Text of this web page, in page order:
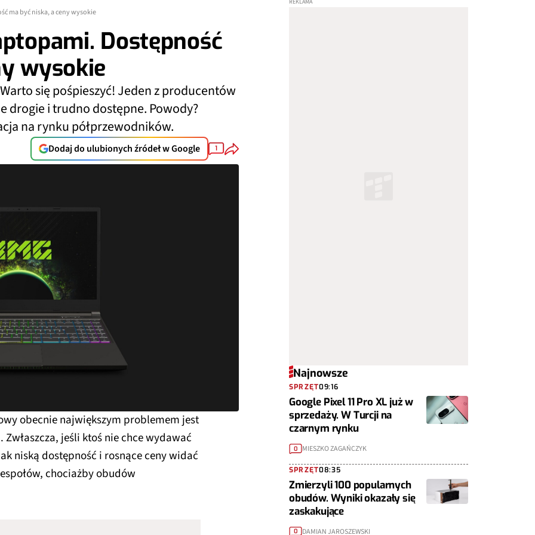
ma być niska, a ceny wysokie
Dostępność
wysokie
się pośpieszyć! Jeden z producentów
drogie i trudno dostępne. Powody?
na rynku półprzewodników.
Dodaj do ulubionych źródeł w Google 1
obecnie największym problemem jest
jeśli ktoś nie chce wydawać
niską dostępność i rosnące ceny widać
chociażby obudów
Najnowsze
SPRZĘT09:16
Google Pixel 11 Pro XL już w
sprzedaży. W Turcji na
czarnym rynku
0 MIESZKO ZAGAŃCZYK
SPRZĘT08:35
Zmierzyli 100 popularnych
obudów. Wyniki okazały się
zaskakujące
0 DAMIAN JAROSZEWSKI